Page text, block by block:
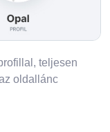
teljesen
oldallánc